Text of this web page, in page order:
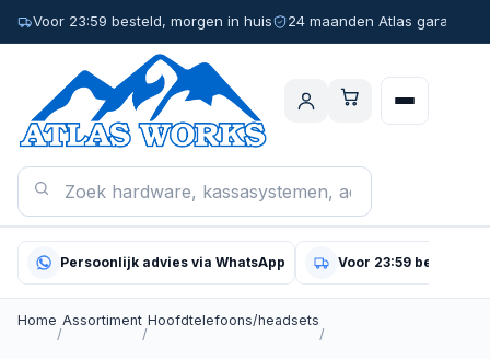
Voor 23:59 besteld, morgen in huis 24 maanden Atlas garantie
Persoonlijk advies via WhatsApp Voor 23:59 besteld,
Home
/
Assortiment
/
Hoofdtelefoons/headsets
/